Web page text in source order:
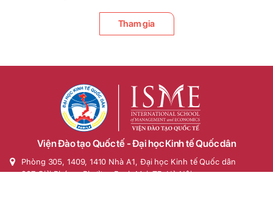
Tham gia
Viện Đào tạo Quốc tế - Đại học Kinh tế Quốc dân
Phòng 305, 1409, 1410 Nhà A1, Đại học Kinh tế Quốc dân
207 Giải Phóng, Phường Bạch Mai, TP. Hà Nội